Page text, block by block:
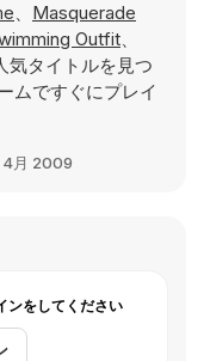
、 Masquerade
Outfit、
気タイトルを見つ
ムですぐにプレイ
4月 2009
ンをしてください